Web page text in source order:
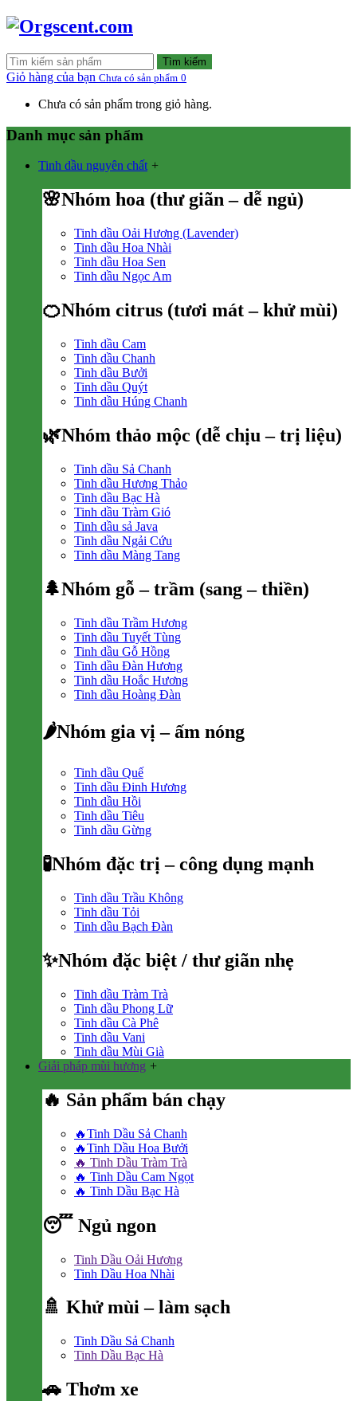
Tìm kiếm
Giỏ hàng của bạn Chưa có sản phẩm 0
Chưa có sản phẩm trong giỏ hàng.
Danh mục sản phẩm
Tinh dầu nguyên chất +
🌸Nhóm hoa (thư giãn – dễ ngủ)
Tinh dầu Oải Hương (Lavender)
Tinh dầu Hoa Nhài
Tinh dầu Hoa Sen
Tinh dầu Ngọc Am
🍊Nhóm citrus (tươi mát – khử mùi)
Tinh dầu Cam
Tinh dầu Chanh
Tinh dầu Bưởi
Tinh dầu Quýt
Tinh dầu Húng Chanh
🌿Nhóm thảo mộc (dễ chịu – trị liệu)
Tinh dầu Sả Chanh
Tinh dầu Hương Thảo
Tinh dầu Bạc Hà
Tinh dầu Tràm Gió
Tinh dầu sả Java
Tinh dầu Ngải Cứu
Tinh dầu Màng Tang
🌲Nhóm gỗ – trầm (sang – thiền)
Tinh dầu Trầm Hương
Tinh dầu Tuyết Tùng
Tinh dầu Gỗ Hồng
Tinh dầu Đàn Hương
Tinh dầu Hoắc Hương
Tinh dầu Hoàng Đàn
🌶Nhóm gia vị – ấm nóng
Tinh dầu Quế
Tinh dầu Đinh Hương
Tinh dầu Hồi
Tinh dầu Tiêu
Tinh dầu Gừng
🧪Nhóm đặc trị – công dụng mạnh
Tinh dầu Trầu Không
Tinh dầu Tỏi
Tinh dầu Bạch Đàn
✨Nhóm đặc biệt / thư giãn nhẹ
Tinh dầu Tràm Trà
Tinh dầu Phong Lữ
Tinh dầu Cà Phê
Tinh dầu Vani
Tinh dầu Mùi Già
Giải pháp mùi hương +
🔥 Sản phẩm bán chạy
🔥Tinh Dầu Sả Chanh
🔥Tinh Dầu Hoa Bưởi
🔥 Tinh Dầu Tràm Trà
🔥 Tinh Dầu Cam Ngọt
🔥 Tinh Dầu Bạc Hà
😴 Ngủ ngon
Tinh Dầu Oải Hương
Tinh Dầu Hoa Nhài
🚿 Khử mùi – làm sạch
Tinh Dầu Sả Chanh
Tinh Dầu Bạc Hà
🚗 Thơm xe